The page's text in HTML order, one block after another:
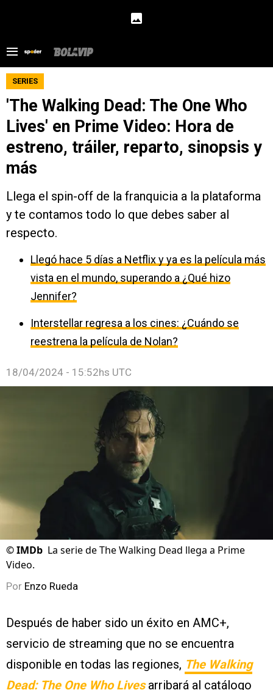
SERIES
'The Walking Dead: The One Who
Lives' en Prime Video: Hora de
estreno, tráiler, reparto, sinopsis y
más
Llega el spin-off de la franquicia a la plataforma
y te contamos todo lo que debes saber al
respecto.
Llegó hace 5 días a Netflix y ya es la película más
vista en el mundo, superando a ¿Qué hizo
Jennifer?
Interstellar regresa a los cines: ¿Cuándo se
reestrena la película de Nolan?
18/04/2024 - 15:52hs UTC
©IMDb La serie de The Walking Dead llega a Prime
Video.
Por Enzo Rueda
Después de haber sido un éxito en AMC+,
servicio de streaming que no se encuentra
disponible en todas las regiones, The Walking
Dead: The One Who Livesarribará al catálogo